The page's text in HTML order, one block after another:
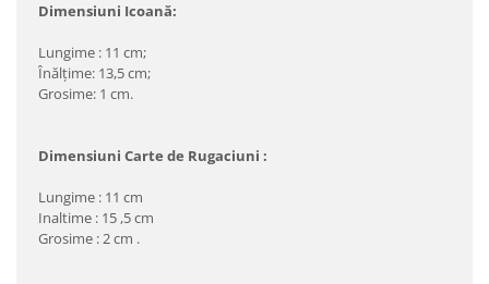
Dimensiuni Icoană:
Lungime : 11 cm;
Înălţime: 13,5 cm;
Grosime: 1 cm.
Dimensiuni Carte de Rugaciuni :
Lungime : 11 cm
Inaltime : 15 ,5 cm
Grosime : 2 cm .